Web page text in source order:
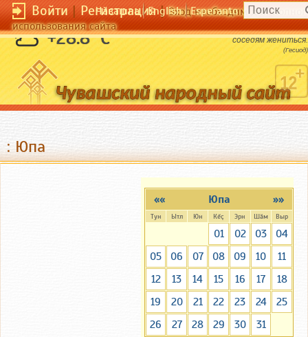
Войти|Регистрация|Вход необходим для
использования сайта
Чӑвашла English Esperanto
+28.8 °C
Все обгляди хорошо, чтоб не на смех
соседям жениться.
(Гесиод)
: Юпа
»»
«« Юпа
Тун Ытл Юн Кĕç Эрн Шăм Выр
01 02 03
04
05
06 07 08 09 10
11
12
13 14 15 16 17
18
19
20 21 22 23 24
25
26
27 28 29 30 31